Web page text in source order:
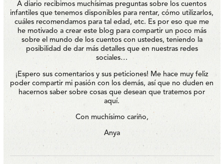
A diario recibimos muchísimas preguntas sobre los cuentos
infantiles que tenemos disponibles para rentar, cómo utilizarlos,
cuáles recomendamos para tal edad, etc. Es por eso que me
he motivado a crear este blog para compartir un poco más
sobre el mundo de los cuentos con ustedes, teniendo la
posibilidad de dar más detalles que en nuestras redes
sociales…
¡Espero sus comentarios y sus peticiones! Me hace muy feliz
poder compartir mi pasión con los demás, así que no duden en
hacernos saber sobre cosas que desean que tratemos por
aquí.
Con muchísimo cariño,
Anya